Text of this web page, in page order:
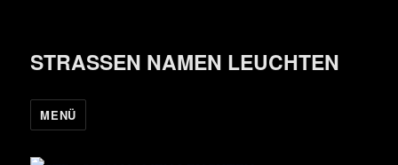
STRASSEN NAMEN LEUCHTEN
MENÜ